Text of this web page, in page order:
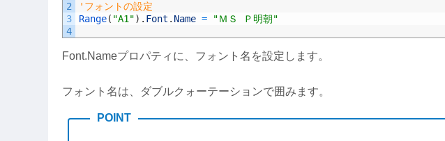
2
3
4
'フォントの設定
Range( "A1") . Font . Name = "ＭＳ Ｐ明朝"
Font.Nameプロパティに、フォント名を設定します。
フォント名は、ダブルクォーテーションで囲みます。
POINT